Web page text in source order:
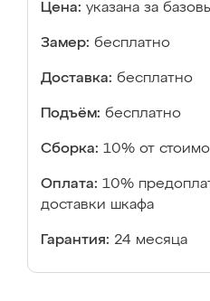
Цена: указана за
Замер: бесплатно
Доставка: бесплатно
Подъём: бесплатно
Сборка: 10% от
Оплата: 10%
доставки шкафа
Гарантия: 24 месяца